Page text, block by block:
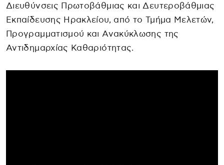
Διευθύνσεις Πρωτοβάθμιας και Δευτεροβάθμιας
Εκπαίδευσης Ηρακλείου, από το Τμήμα Μελετών,
Προγραμματισμού και Ανακύκλωσης της
Αντιδημαρχίας Καθαριότητας.